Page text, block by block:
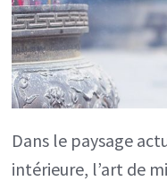
Dans le paysage
intérieure, l’art de